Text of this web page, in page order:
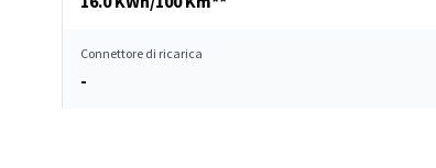
Connettore di ricarica
-